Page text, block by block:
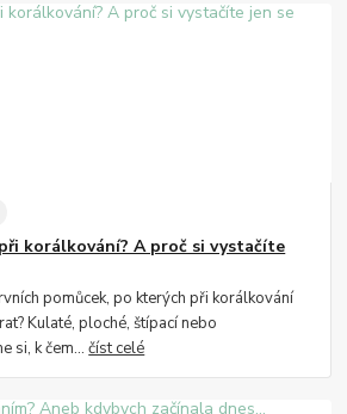
korálkování? A proč si vystačíte
pomůcek, po kterých při korálkování
Kulaté, ploché, štípací nebo
si, k čem...číst celé